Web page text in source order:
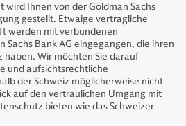
wird Ihnen von der Goldman Sachs
gestellt. Etwaige vertragliche
werden mit verbundenen
Sachs Bank AG eingegangen, die ihren
haben. Wir möchten Sie darauf
und aufsichtsrechtliche
der Schweiz möglicherweise nicht
auf den vertraulichen Umgang mit
bieten wie das Schweizer